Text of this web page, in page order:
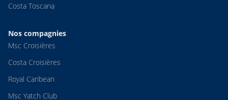
Costa Toscana
Nos compagnies
Msc Croisières
Costa Croisières
Royal Caribean
Msc Yatch Club